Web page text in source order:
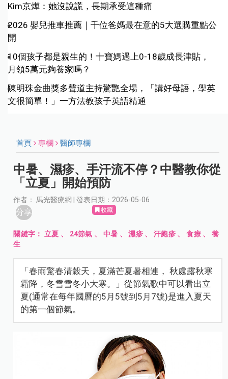
Kim京燁：她沒說謊，長期承受這種痛
2026 嬰兒推車推薦｜千位爸媽最在意的5大選購重點公
開
10個孩子都是親生的！十寶媽遇上0-18歲成長津貼，
月領5萬元夠養家嗎？
陳明珠金曲獎多聲道主持驚艷全場，「講好母語，學英
文很簡單！」一方法教孩子英語精通
首頁 專欄 醫師專欄
中暑、濕疹、手汗流不停？中醫教你從
「立夏」開始預防
作者： 馬光醫療網 | 發表日期：2026-05-06
分享 收藏
關鍵字： 立夏 、 24節氣 、 中暑 、濕疹 、汗皰疹 、食療、 養
生
「春雨驚春清穀天，夏滿芒夏暑相連， 秋處露秋寒
霜降，冬雪雪冬小大寒。」從節氣歌中可以看出立
夏(通常在每年國曆的5月5號到5月7號)是進入夏天
的第一個節氣。